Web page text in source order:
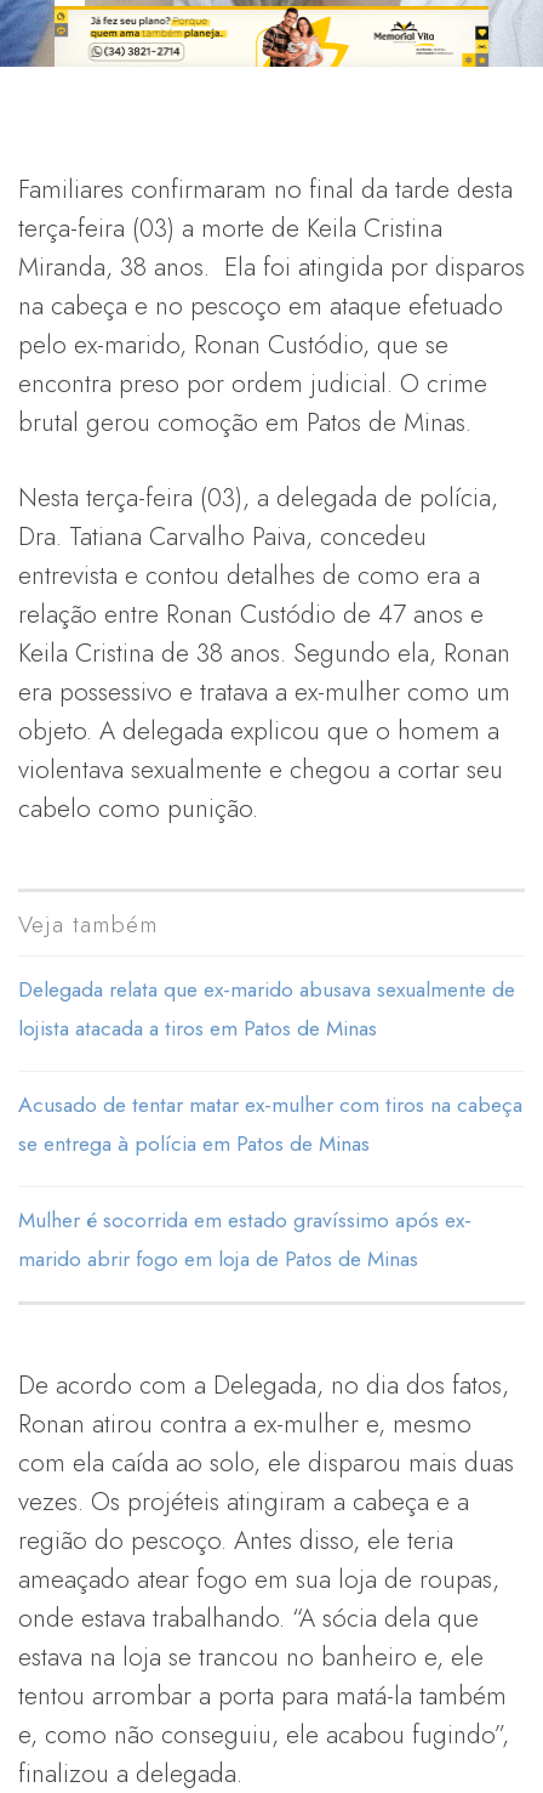
Familiares confirmaram no final da tarde desta
terça-feira (03) a morte de Keila Cristina
Miranda, 38 anos. Ela foi atingida por disparos
na cabeça e no pescoço em ataque efetuado
pelo ex-marido, Ronan Custódio, que se
encontra preso por ordem judicial. O crime
brutal gerou comoção em Patos de Minas.
Nesta terça-feira (03), a delegada de polícia,
Dra. Tatiana Carvalho Paiva, concedeu
entrevista e contou detalhes de como era a
relação entre Ronan Custódio de 47 anos e
Keila Cristina de 38 anos. Segundo ela, Ronan
era possessivo e tratava a ex-mulher como um
objeto. A delegada explicou que o homem a
violentava sexualmente e chegou a cortar seu
cabelo como punição.
Veja também
Delegada relata que ex-marido abusava sexualmente de
lojista atacada a tiros em Patos de Minas
Acusado de tentar matar ex-mulher com tiros na cabeça
se entrega à polícia em Patos de Minas
Mulher é socorrida em estado gravíssimo após ex-
marido abrir fogo em loja de Patos de Minas
De acordo com a Delegada, no dia dos fatos,
Ronan atirou contra a ex-mulher e, mesmo
com ela caída ao solo, ele disparou mais duas
vezes. Os projéteis atingiram a cabeça e a
região do pescoço. Antes disso, ele teria
ameaçado atear fogo em sua loja de roupas,
onde estava trabalhando. “A sócia dela que
estava na loja se trancou no banheiro e, ele
tentou arrombar a porta para matá-la também
e, como não conseguiu, ele acabou fugindo”,
finalizou a delegada.